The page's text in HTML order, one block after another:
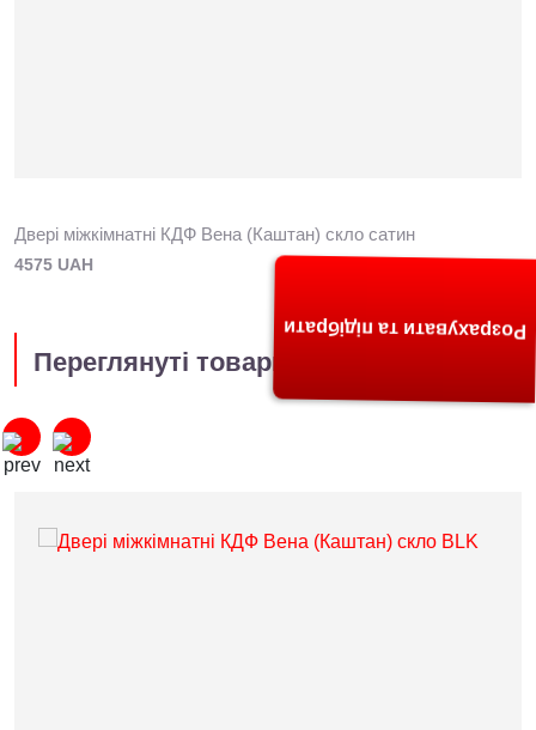
Двері міжкімнатні КДФ Вена (Каштан) скло сатин
4575 UAH
Переглянуті товари
Розрахувати та підібрати